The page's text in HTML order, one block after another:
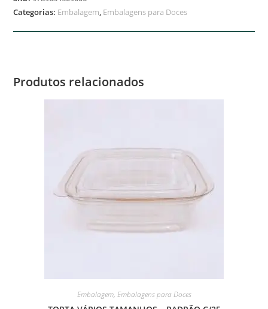
Categorias: Embalagem, Embalagens para Doces
Produtos relacionados
Embalagem, Embalagens para Doces